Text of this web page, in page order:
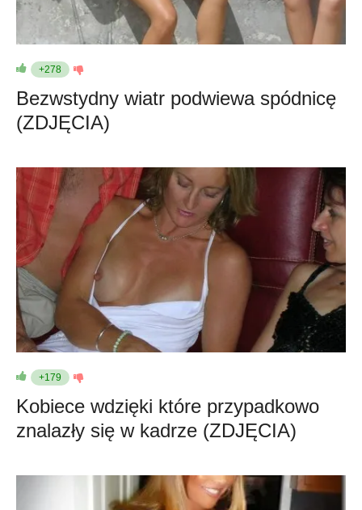
+278
Bezwstydny wiatr podwiewa spódnicę
(ZDJĘCIA)
+179
Kobiece wdzięki które przypadkowo
znalazły się w kadrze (ZDJĘCIA)